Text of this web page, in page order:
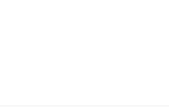
사실 욕정으로 가득한 방에서 온종일 침
성애가 펼쳐진다.
문장이 작품 전체를 휘감는다. 환청, 망
거슬러간다. 그때 엄마가 죽고 나는 외
게 되었다. 어느 날 기억은 대학 시절로